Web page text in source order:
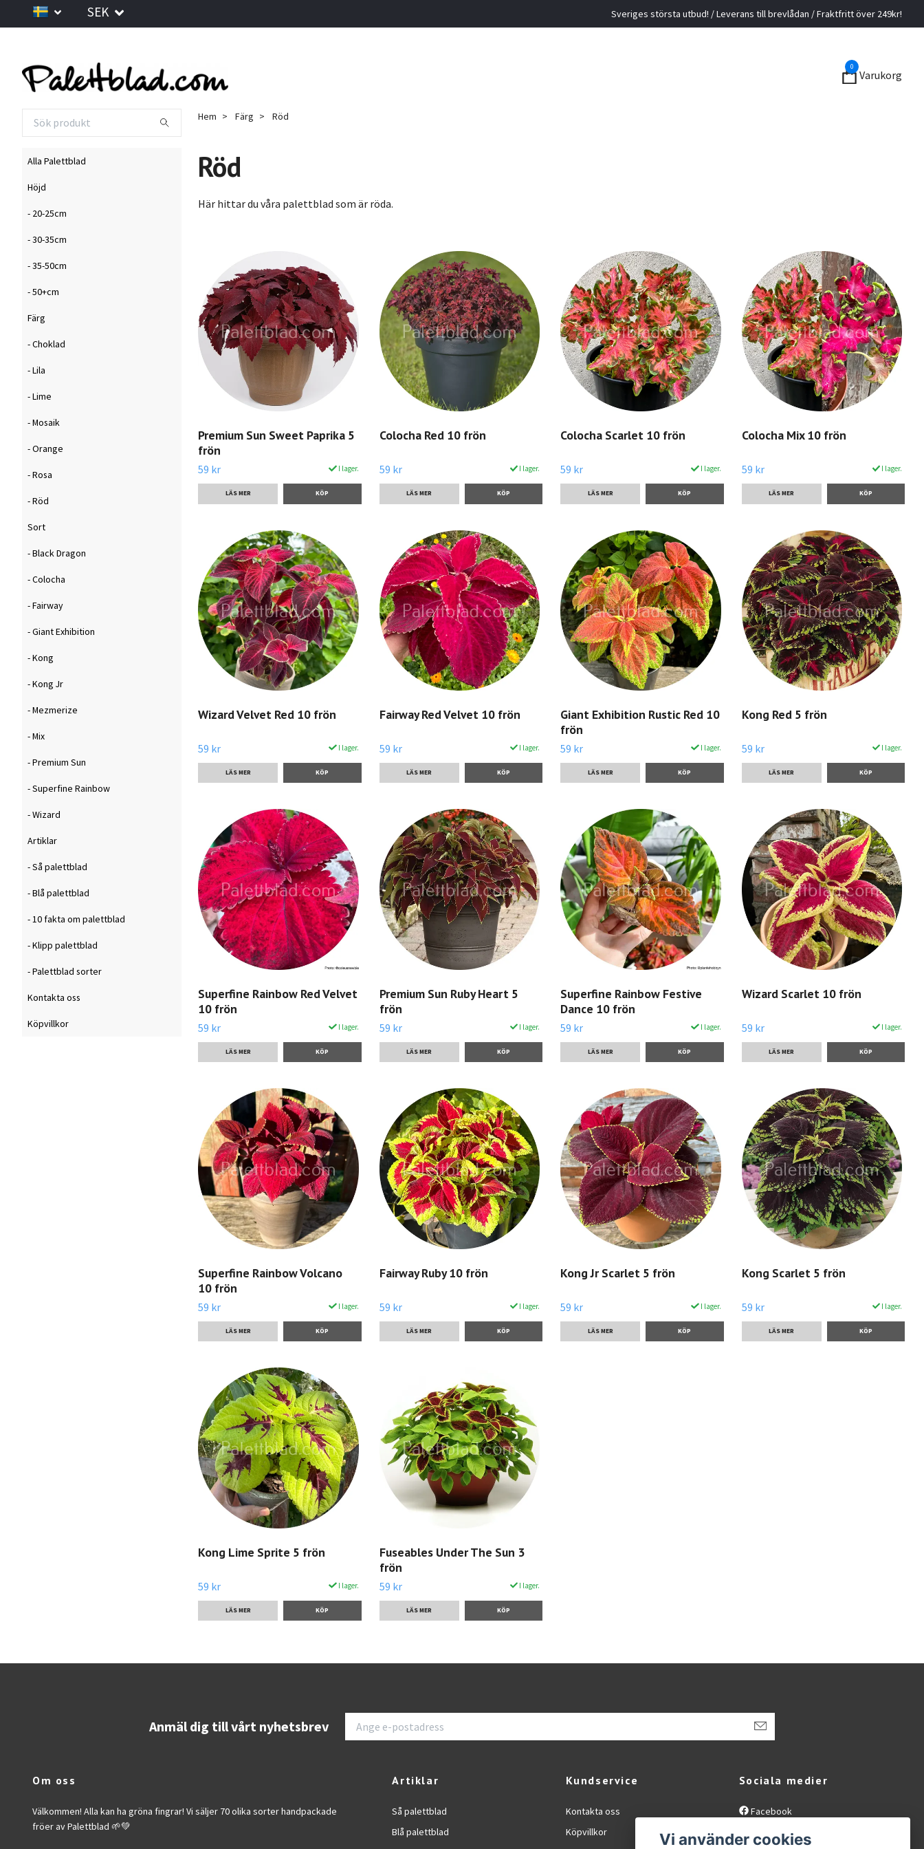
SEK Sveriges största utbud! / Leverans till brevlådan / Fraktfritt över 249kr!
0
Varukorg
Alla Palettblad
Höjd
- 20-25cm
- 30-35cm
- 35-50cm
- 50+cm
Färg
- Choklad
- Lila
- Lime
- Mosaik
- Orange
- Rosa
- Röd
Sort
- Black Dragon
- Colocha
- Fairway
- Giant Exhibition
- Kong
- Kong Jr
- Mezmerize
- Mix
- Premium Sun
- Superfine Rainbow
- Wizard
Artiklar
- Så palettblad
- Blå palettblad
- 10 fakta om palettblad
- Klipp palettblad
- Palettblad sorter
Kontakta oss
Köpvillkor
Hem Färg Röd
Röd
Här hittar du våra palettblad som är röda.
Premium Sun Sweet Paprika 5
frön
59 kr I lager.
LÄS MER
Colocha Red 10 frön
59 kr I lager.
LÄS MER
Colocha Scarlet 10 frön
59 kr I lager.
LÄS MER
Colocha Mix 10 frön
59 kr I lager.
LÄS MER
Wizard Velvet Red 10 frön
59 kr I lager.
LÄS MER
Fairway Red Velvet 10 frön
59 kr I lager.
LÄS MER
Giant Exhibition Rustic Red 10
frön
59 kr I lager.
LÄS MER
Kong Red 5 frön
59 kr I lager.
LÄS MER
Superfine Rainbow Red Velvet
10 frön
59 kr I lager.
LÄS MER
Premium Sun Ruby Heart 5
frön
59 kr I lager.
LÄS MER
Superfine Rainbow Festive
Dance 10 frön
59 kr I lager.
LÄS MER
Wizard Scarlet 10 frön
59 kr I lager.
LÄS MER
Superfine Rainbow Volcano
10 frön
59 kr I lager.
LÄS MER
Fairway Ruby 10 frön
59 kr I lager.
LÄS MER
Kong Jr Scarlet 5 frön
59 kr I lager.
LÄS MER
Kong Scarlet 5 frön
59 kr I lager.
LÄS MER
Kong Lime Sprite 5 frön
59 kr I lager.
LÄS MER
Fuseables Under The Sun 3
frön
59 kr I lager.
LÄS MER
Anmäl dig till vårt nyhetsbrev
Om oss
Välkommen! Alla kan ha gröna fingrar! Vi säljer 70 olika sorter handpackade
fröer av Palettblad 🌱💚
Artiklar
Så palettblad
Blå palettblad
Kundservice
Kontakta oss
Köpvillkor
Sociala medier
Facebook
Instagram
Vi använder cookies